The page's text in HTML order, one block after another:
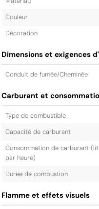
Couleur
Décoration
Dimensions et exigences
Conduit de fumée/Cheminée
Carburant et
Type de combustible
Capacité de carburant
Consommation de carburant
par heure)
Durée de combustion
Flamme et effets visuels